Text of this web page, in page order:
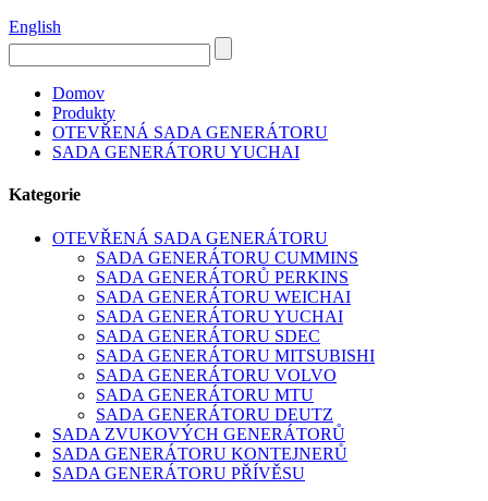
English
Domov
Produkty
OTEVŘENÁ SADA GENERÁTORU
SADA GENERÁTORU YUCHAI
Kategorie
OTEVŘENÁ SADA GENERÁTORU
SADA GENERÁTORU CUMMINS
SADA GENERÁTORŮ PERKINS
SADA GENERÁTORU WEICHAI
SADA GENERÁTORU YUCHAI
SADA GENERÁTORU SDEC
SADA GENERÁTORU MITSUBISHI
SADA GENERÁTORU VOLVO
SADA GENERÁTORU MTU
SADA GENERÁTORU DEUTZ
SADA ZVUKOVÝCH GENERÁTORŮ
SADA GENERÁTORU KONTEJNERŮ
SADA GENERÁTORU PŘÍVĚSU